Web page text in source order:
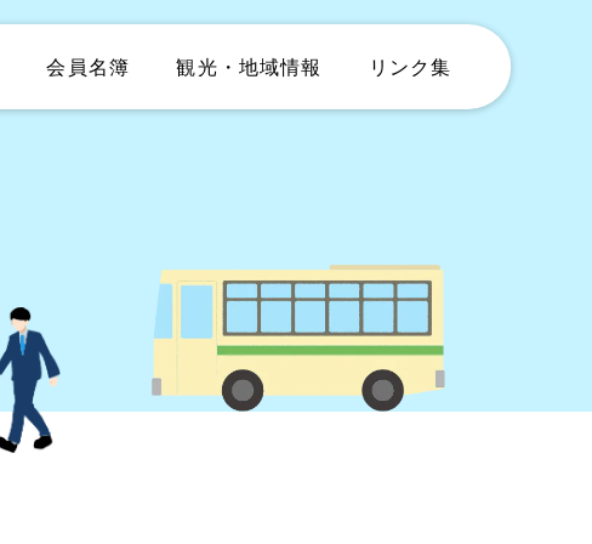
会員名簿 観光・地域情報 リンク集